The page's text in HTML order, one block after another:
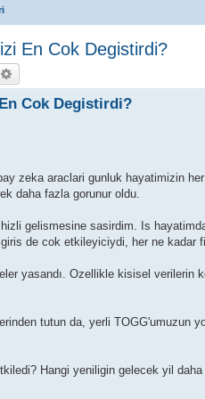
En Cok Degistirdi?
Cok Degistirdi?
zeka araclari gunluk hayatimizin
daha fazla gorunur oldu.
gelismesine sasirdim. Is
de cok etkileyiciydi, her ne kadar
yasandı. Ozellikle kisisel verilerin
tutun da, yerli TOGG'umuzun
Hangi yeniligin gelecek yil